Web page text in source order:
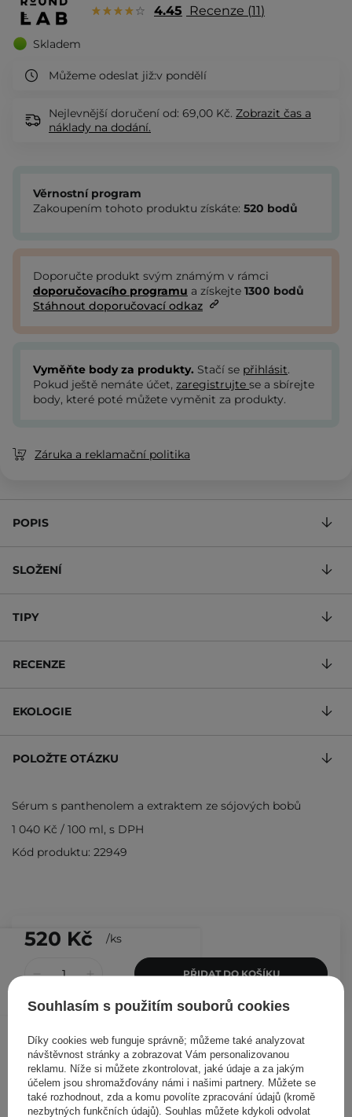
4.45 Recenze 11
Skladem
Můžeme odeslat již:v pondělí
Nejlevnější doručení od: 69,00 Kč. Zobrazit čas a
náklady na dodání.
520 Kč /ks
PŘIDAT DO KOŠÍKU
Věrnostní program
Zakoupením tohoto produktu získáte: 520 bodů
Doporučte produkt svým známým v rámci
doporučovacího programu a získejte 1300 bodů
Stáhnout doporučovací odkaz
Vyměňte body za produkty. Stačí se přihlásit.
Pokud ještě nemáte účet, zaregistrujte se a sbírejte
body, které poté můžete vyměnit za produkty.
Záruka a reklamační politika
POPIS
SLOŽENÍ
TIPY
RECENZE
EKOLOGIE
POLOŽTE OTÁZKU
Sérum s panthenolem a extraktem ze sójových bobů
1 040 Kč / 100 ml, s DPH
Kód produktu: 22949
Ostatní zákazníci si prohlédli
Souhlasím s použitím souborů cookies
Díky cookies web funguje správně; můžeme také analyzovat
návštěvnost stránky a zobrazovat Vám personalizovanou
reklamu. Níže si můžete zkontrolovat, jaké údaje a za jakým
účelem jsou shromažďovány námi i našimi partnery. Můžete se
také rozhodnout, zda a komu povolíte zpracování údajů (kromě
nezbytných funkčních údajů). Souhlas můžete kdykoli odvolat